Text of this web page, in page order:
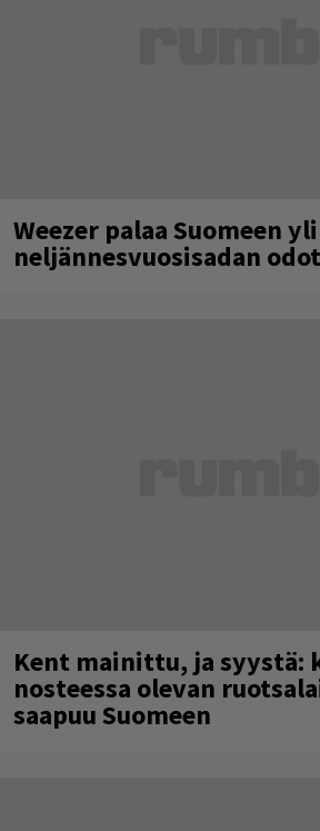
Weezer palaa Suomeen yli
neljännesvuosisadan
Kent mainittu, ja syystä:
nosteessa olevan
saapuu Suomeen